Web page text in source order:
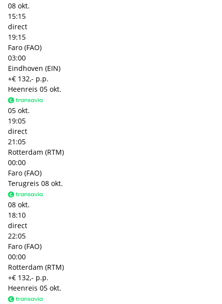
08 okt.
15:15
direct
19:15
Faro (FAO)
03:00
Eindhoven (EIN)
+€ 132,- p.p.
Heenreis 05 okt.
05 okt.
19:05
direct
21:05
Rotterdam (RTM)
00:00
Faro (FAO)
Terugreis 08 okt.
08 okt.
18:10
direct
22:05
Faro (FAO)
00:00
Rotterdam (RTM)
+€ 132,- p.p.
Heenreis 05 okt.